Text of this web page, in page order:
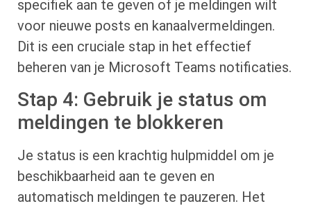
specifiek aan te geven of je meldingen wilt
voor nieuwe posts en kanaalvermeldingen.
Dit is een cruciale stap in het effectief
beheren van je Microsoft Teams notificaties.
Stap 4: Gebruik je status om
meldingen te blokkeren
Je status is een krachtig hulpmiddel om je
beschikbaarheid aan te geven en
automatisch meldingen te pauzeren. Het